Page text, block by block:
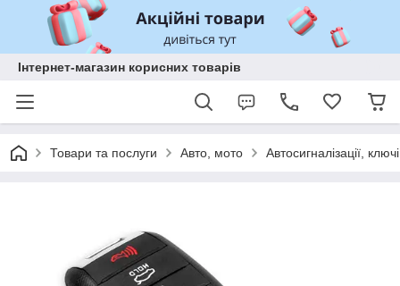
Інтернет-магазин корисних товарів
Товари та послуги Авто, мото Автосигналізації, ключі